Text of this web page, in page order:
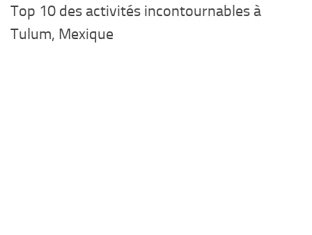
Top 10 des activités incontournables à
Tulum, Mexique